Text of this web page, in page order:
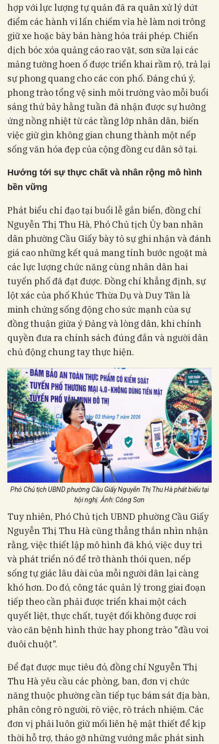
hợp với lực lượng tự quản đã ra quân xử lý dứt
điểm các hành vi lấn chiếm vỉa hè làm nơi trông
giữ xe hoặc bày bán hàng hóa trái phép. Chiến
dịch bóc xóa quảng cáo rao vặt, sơn sửa lại các
mảng tường hoen ố được triển khai rầm rộ, trả lại
sự phong quang cho các con phố. Đáng chú ý,
phong trào tổng vệ sinh môi trường vào mỗi buổi
sáng thứ bảy hằng tuần đã nhận được sự hưởng
ứng nồng nhiệt từ các tầng lớp nhân dân, biến
việc giữ gìn không gian chung thành một nếp
sống văn hóa đẹp của cộng đồng cư dân sở tại.
Hướng tới sự thực chất và nhân rộng mô hình
bền vững
Phát biểu chỉ đạo tại buổi lễ gắn biển, đồng chí
Nguyễn Thị Thu Hà, Phó Chủ tịch Ủy ban nhân
dân phường Cầu Giấy bày tỏ sự ghi nhận và đánh
giá cao những kết quả mang tính bước ngoặt mà
các lực lượng chức năng cùng nhân dân hai
tuyến phố đã đạt được. Đồng chí khẳng định, sự
lột xác của phố Khúc Thừa Dụ và Duy Tân là
minh chứng sống động cho sức mạnh của sự
đồng thuận giữa ý Đảng và lòng dân, khi chính
quyền đưa ra chính sách đúng đắn và người dân
chủ động chung tay thực hiện.
Phó Chủ tịch UBND phường Cầu Giấy Nguyễn Thị Thu Hà phát biểu tại
hội nghị. Ảnh: Công Sơn
Tuy nhiên, Phó Chủ tịch UBND phường Cầu Giấy
Nguyễn Thị Thu Hà cũng thẳng thắn nhìn nhận
rằng, việc thiết lập mô hình đã khó, việc duy trì
và phát triển nó để trở thành thói quen, nếp
sống tự giác lâu dài của mỗi người dân lại càng
khó hơn. Do đó, công tác quản lý trong giai đoạn
tiếp theo cần phải được triển khai một cách
quyết liệt, thực chất, tuyệt đối không được rơi
vào căn bệnh hình thức hay phong trào "đầu voi
đuôi chuột".
Để đạt được mục tiêu đó, đồng chí Nguyễn Thị
Thu Hà yêu cầu các phòng, ban, đơn vị chức
năng thuộc phường cần tiếp tục bám sát địa bàn,
phân công rõ người, rõ việc, rõ trách nhiệm. Các
đơn vị phải luôn giữ mối liên hệ mật thiết để kịp
thời hỗ trợ, tháo gỡ những vướng mắc phát sinh